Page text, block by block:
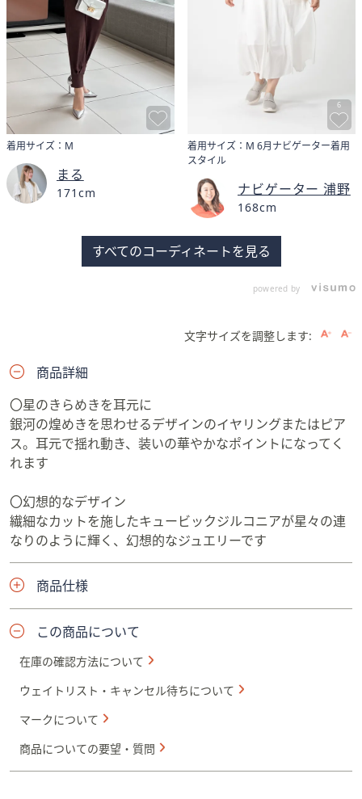
着用サイズ：M
まる
171cm
6
着用サイズ：M 6月ナビゲーター着用
スタイル
ナビゲーター 浦野
168cm
すべてのコーディネートを見る
powered by
文字サイズを調整します:
商品詳細
〇星のきらめきを耳元に
銀河の煌めきを思わせるデザインのイヤリングまたはピア
ス。耳元で揺れ動き、装いの華やかなポイントになってく
れます
〇幻想的なデザイン
繊細なカットを施したキュービックジルコニアが星々の連
なりのように輝く、幻想的なジュエリーです
商品仕様
この商品について
在庫の確認方法について
ウェイトリスト・キャンセル待ちについて
マークについて
商品についての要望・質問